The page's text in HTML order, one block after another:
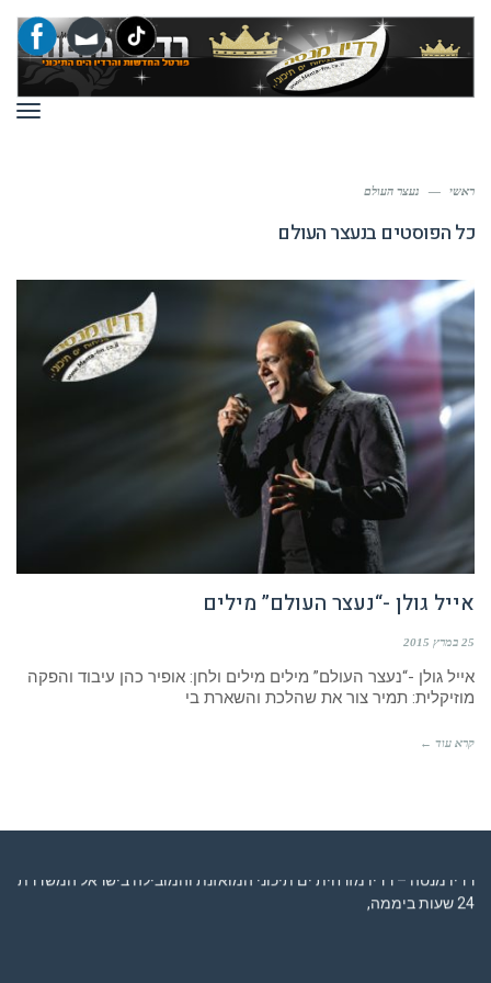
ראשי — נעצר העולם
כל הפוסטים בנעצר העולם
אייל גולן -“נעצר העולם” מילים
25 במרץ 2015
אייל גולן -“נעצר העולם” מילים מילים ולחן: אופיר כהן עיבוד והפקה
מוזיקלית: תמיר צור את שהלכת והשארת בי
קרא עוד ←
רדיו מנטה – רדיו מזרחית ים תיכוני המואזנת והמובילה בישראל המשדרת
24 שעות ביממה,